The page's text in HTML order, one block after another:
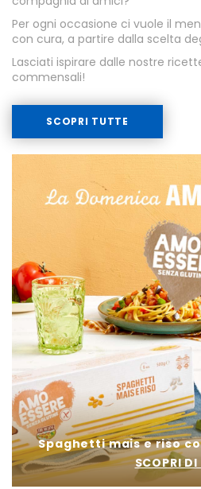
Per ogni occasione ci vuole il
con cura, a partire dalla scelta
Lasciati ispirare dalle nostre
commensali!
SCOPRI TUTTE
Spaghetti mais e riso
SCOPRI DI